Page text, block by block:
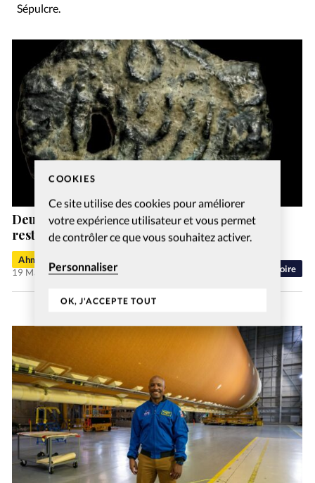
COOKIES
Ce site utilise des cookies pour améliorer
votre expérience utilisateur et vous permet
de contrôler ce que vous souhaitez activer.
Personnaliser
OK, J'ACCEPTE TOUT
Sépulcre.
Histoire
Deux très rares pièces antiques, volées,
restituées à Israël
Ahmed T.
19 Mai 2026